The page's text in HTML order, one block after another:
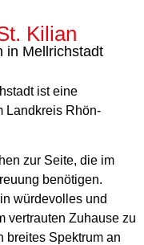
Kilian
in Mellrichstadt
ist eine
Landkreis Rhön-
zur Seite, die im
benötigen.
würdevolles und
vertrauten Zuhause zu
breites Spektrum an